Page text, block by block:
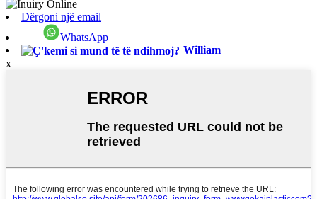
Dërgoni një email
WhatsApp
William
x